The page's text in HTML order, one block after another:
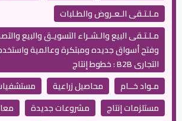
مـلـتـقى الـعـروض والطـلبات
مـلـتـقى البيع والـشـراء التسويـق والبيع
وفتح أسواق جديده ومبتكرة وعالمية واستخدم
التجارى B2B : خطوط إنتاج
مـواد خــام
محاصيل زراعية
مستلزمات إنتاج
مشروعات جديدة